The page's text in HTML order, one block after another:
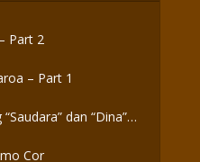
Part 2
– Part 1
dan “Dina”
Cor